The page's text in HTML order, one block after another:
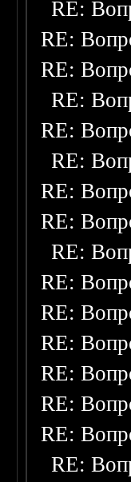
RE:
RE:
RE:
RE:
RE:
RE:
RE:
RE:
RE:
RE:
RE:
RE:
RE:
RE:
RE:
RE: